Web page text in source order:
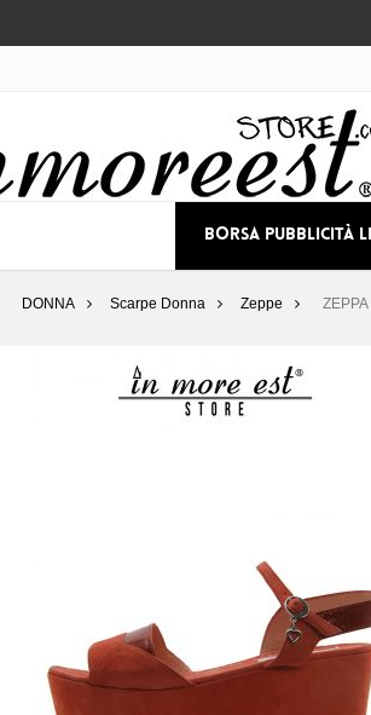
BORSA PUBBLICITÀ
DONNA Scarpe Donna Zeppe